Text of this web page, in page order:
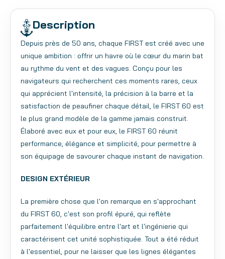
Description
Depuis près de 50 ans, chaque FIRST est créé avec une
unique ambition : offrir un havre où le cœur du marin bat
au rythme du vent et des vagues. Conçu pour les
navigateurs qui recherchent ces moments rares, ceux
qui apprécient l'intensité, la précision à la barre et la
satisfaction de peaufiner chaque détail, le FIRST 60 est
le plus grand modèle de la gamme jamais construit.
Élaboré avec eux et pour eux, le FIRST 60 réunit
performance, élégance et simplicité, pour permettre à
son équipage de savourer chaque instant de navigation.
DESIGN EXTÉRIEUR
La première chose que l'on remarque en s'approchant
du FIRST 60, c'est son profil épuré, qui reflète
parfaitement l'équilibre entre l'art et l'ingénierie qui
caractérisent cet unité sophistiquée. Tout a été réduit
à l'essentiel, pour ne laisser que les lignes élégantes